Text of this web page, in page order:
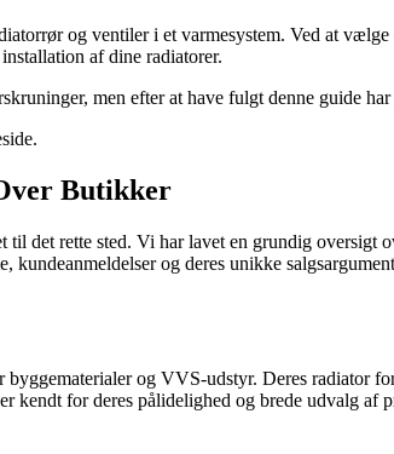
og ventiler i et varmesystem. Ved at
af dine radiatorer.
men efter at have fulgt denne guide
Butikker
det rette sted. Vi har lavet en grundig
og deres unikke
og VVS-udstyr. Deres radiator
kendt for deres pålidelighed og brede udvalg af